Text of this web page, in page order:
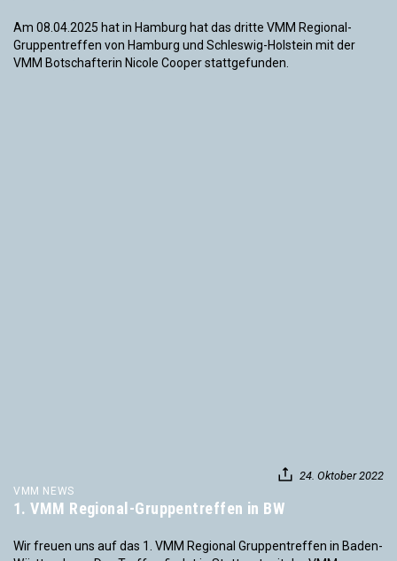
Am 08.04.2025 hat in Hamburg hat das dritte VMM Regional-
Gruppentreffen von Hamburg und Schleswig-Holstein mit der
VMM Botschafterin Nicole Cooper stattgefunden.
24. Oktober 2022
VMM NEWS
1. VMM Regional-Gruppentreffen in BW
Wir freuen uns auf das 1. VMM Regional Gruppentreffen in Baden-